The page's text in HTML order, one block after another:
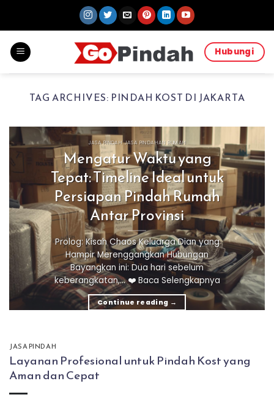
Hubungi
TAG ARCHIVES: PINDAH KOST DI JAKARTA
JASA PINDAH JASA PINDAHAN RUMAH
Mengatur Waktu yang
Tepat: Timeline Ideal untuk
Persiapan Pindah Rumah
Antar Provinsi
Prolog: Kisah Chaos Keluarga Dian yang
Hampir Merenggangkan Hubungan
Bayangkan ini: Dua hari sebelum
keberangkatan,... ❤️ Baca Selengkapnya
Continue reading →
JASA PINDAH
Layanan Profesional untuk Pindah Kost yang
Aman dan Cepat